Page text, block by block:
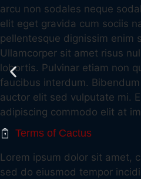
arcu non sodales neque
elit eget gravida cum sociis
pellentesque dignissim enim
Ullamcorper sit amet risus
lobortis. Pulvinar etiam non
faucibus interdum.
auctor elit sed vulputate mi.
adipiscing commodo elit at
Terms of Cactus
Lorem ipsum dolor sit amet,
sed do eiusmod tempor